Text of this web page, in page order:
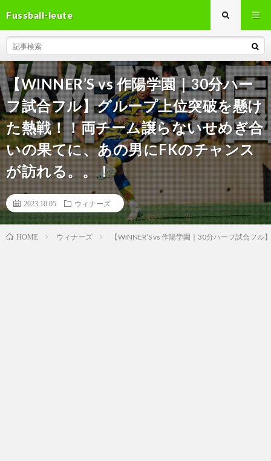
Fussball-leute
【WINNER’S vs 作陽学園｜30分ハー
フ試合フル】グループ上位突破を懸け
た熱戦！！両チーム譲らないせめぎ合
いの果てに、あの男にFKのチャンス
が訪れる。。！
2023.10.05 ウィナーズ
HOME ウィナーズ 【WINNER’S vs 作陽学園｜30分ハーフ試合フ